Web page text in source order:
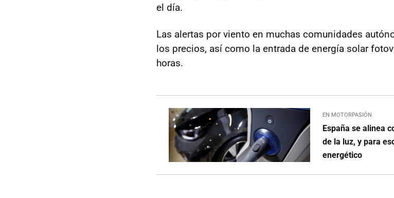
el día.
Las alertas por viento en muchas comunidades
los precios, así como la entrada de energía solar
horas.
EN MOTORPASIÓN
España se alinea
de la luz, y para
energético